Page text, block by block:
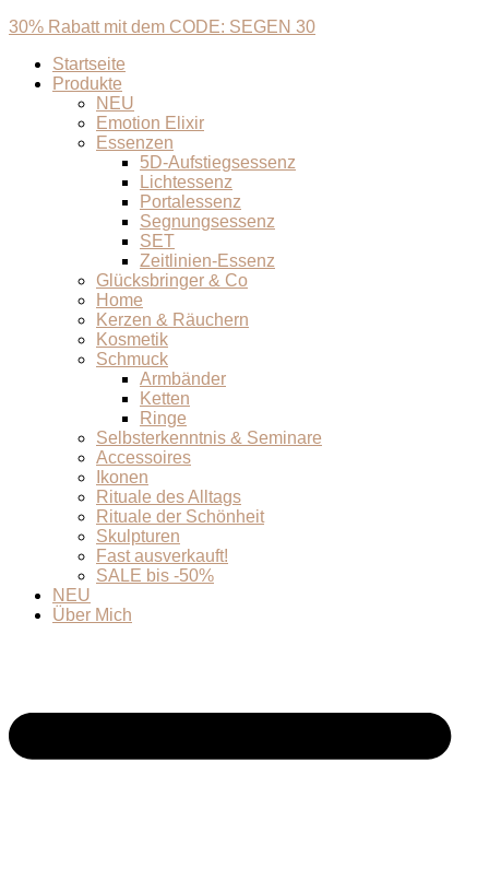
30% Rabatt mit dem CODE: SEGEN 30
Startseite
Produkte
NEU
Emotion Elixir
Essenzen
5D-Aufstiegsessenz
Lichtessenz
Portalessenz
Segnungsessenz
SET
Zeitlinien-Essenz
Glücksbringer & Co
Home
Kerzen & Räuchern
Kosmetik
Schmuck
Armbänder
Ketten
Ringe
Selbsterkenntnis & Seminare
Accessoires
Ikonen
Rituale des Alltags
Rituale der Schönheit
Skulpturen
Fast ausverkauft!
SALE bis -50%
NEU
Über Mich